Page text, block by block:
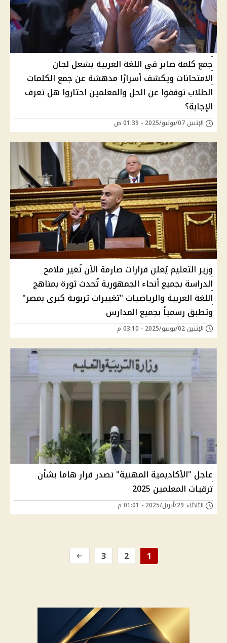
جمع كلمة صابر في اللغة العربية يشعل لجان
الامتحانات ويكشف أسرارًا مدهشة عن جمع الكلمات
الطلاب توقفوا عن الحل والمعلمين احتاروا هل تعرف
الإجابة؟
الإثنين 07/يوليو/2025 - 01:39 ص
وزير التعليم يُعلن قرارات صارمة الآن تُغير ملامح
الدراسة بجميع أنحاء الجمهورية تُحدث ثورة بمناهج
اللغة العربية والرياضيات "تغييرات تربوية كبرى بمصر"
وتطبق رسمياً بجميع المدارس
الإثنين 02/يونيو/2025 - 03:10 م
عاجل "الأكاديمية المهنية" تصدر قرار هاما بشأن
ترقيات المعلمين 2025
الثلاثاء 29/أبريل/2025 - 01:01 م
1
2
3